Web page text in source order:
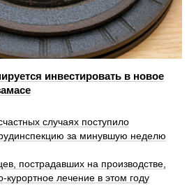
инвестировать в новое
случаях поступило
за минувшую неделю
пострадавших на производстве,
лечение в этом году